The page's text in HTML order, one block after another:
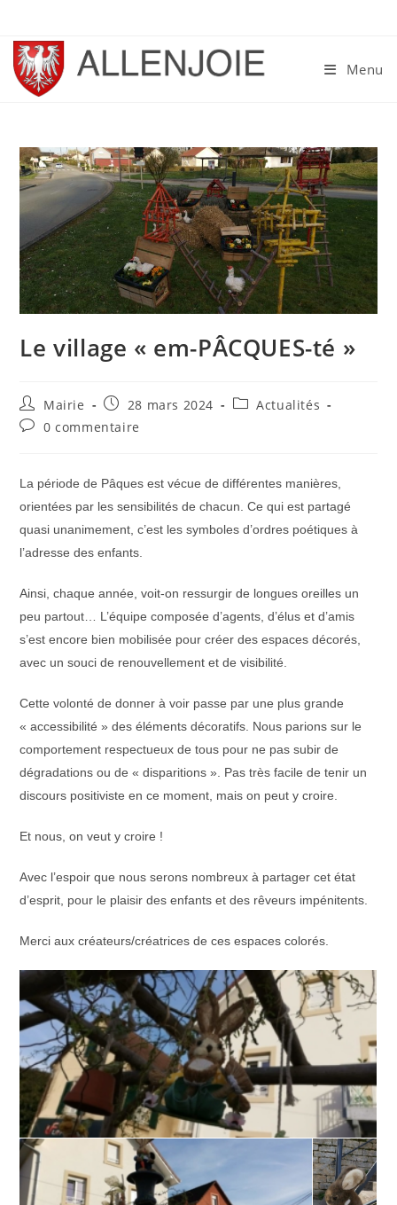
content
Menu
Le village « em-PÂCQUES-té »
Auteur/autrice
de
la
Mairie
Publication
publiée :
28 mars 2024
PostActualités
Commentaires
publication :
0 commentaire
La période de Pâques est vécue de différentes manières,
orientées par les sensibilités de chacun. Ce qui est partagé
quasi unanimement, c’est les symboles d’ordres poétiques à
l’adresse des enfants.
Ainsi, chaque année, voit-on ressurgir de longues oreilles un
peu partout… L’équipe composée d’agents, d’élus et d’amis
s’est encore bien mobilisée pour créer des espaces décorés,
avec un souci de renouvellement et de visibilité.
Cette volonté de donner à voir passe par une plus grande
« accessibilité » des éléments décoratifs. Nous parions sur le
comportement respectueux de tous pour ne pas subir de
dégradations ou de « disparitions ». Pas très facile de tenir un
discours positiviste en ce moment, mais on peut y croire.
Et nous, on veut y croire !
Avec l’espoir que nous serons nombreux à partager cet état
d’esprit, pour le plaisir des enfants et des rêveurs impénitents.
Merci aux créateurs/créatrices de ces espaces colorés.